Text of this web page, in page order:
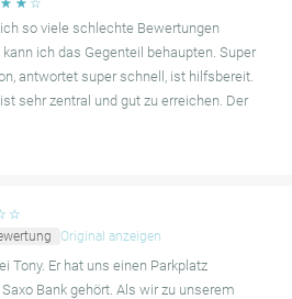
☆ ☆ ☆
so viele schlechte Bewertungen
ich das Gegenteil behaupten. Super
antwortet super schnell, ist hilfsbereit.
sehr zentral und gut zu erreichen. Der
ist das Holen des Schlüssels. Dafür m
☆
Original anzeigen
Tony. Er hat uns einen Parkplatz
Bank gehört. Als wir zu unserem